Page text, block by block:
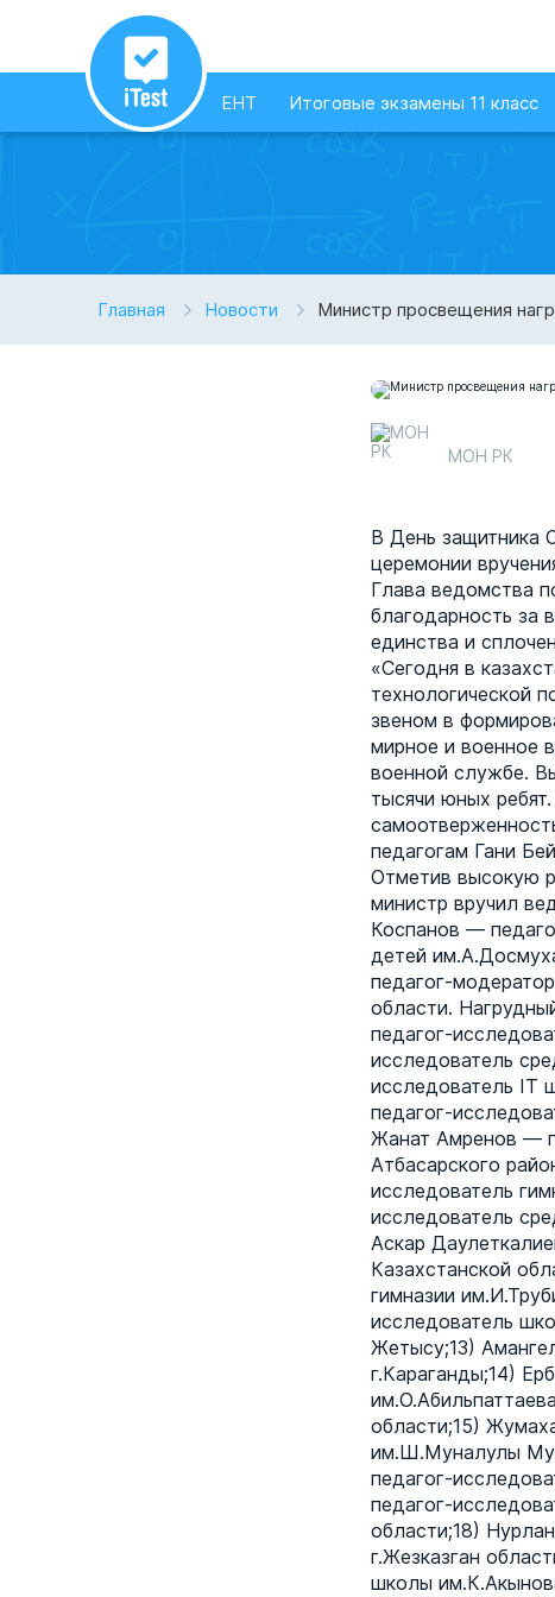
ЕНТ Итоговые экзамены 11 класс
Главная Новости Министр просвещения
МОН РК
В День защитника
церемонии
Глава ведомства
благодарность за
единства и
«Сегодня в
технологической
звеном в
мирное и военное
военной службе.
тысячи юных
педагогам Гани
Отметив высокую
министр вручил
Коспанов —
детей
педагог-
области.
педагог-
исследователь
исследователь IT
педагог-
Жанат Амренов —
Атбасарского
исследователь
исследователь
Аскар
Казахстанской
гимназии
исследователь
Жетысу;13)
г.Караганды;14)
области;15)
им.Ш.Муналулы
педагог-
педагог-
области;18)
г.Жезказган
школы